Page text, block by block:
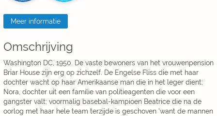
Meer informatie
Omschrijving
Washington DC, 1950. De vaste bewoners van het vrouwenpension
Briar House zijn erg op zichzelf. De Engelse Fliss die met haar
dochter wacht op haar Amerikaanse man die in het leger dient;
Nora, dochter uit een familie van politieagenten die voor een
gangster valt; voormalig basebal-kampioen Beatrice die na de
oorlog met haar hele team terzijde is geschoven 'want de mannen